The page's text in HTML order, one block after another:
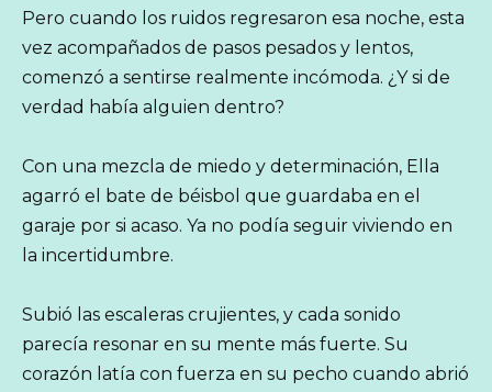
Pero cuando los ruidos regresaron esa noche, esta
vez acompañados de pasos pesados y lentos,
comenzó a sentirse realmente incómoda. ¿Y si de
verdad había alguien dentro?
Con una mezcla de miedo y determinación, Ella
agarró el bate de béisbol que guardaba en el
garaje por si acaso. Ya no podía seguir viviendo en
la incertidumbre.
Subió las escaleras crujientes, y cada sonido
parecía resonar en su mente más fuerte. Su
corazón latía con fuerza en su pecho cuando abrió